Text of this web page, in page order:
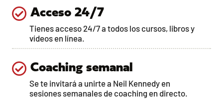
Acceso 24/7
Tienes acceso 24/7 a todos los cursos, libros y
vídeos en línea.
Coaching semanal
Se te invitará a unirte a Neil Kennedy en
sesiones semanales de coaching en directo.